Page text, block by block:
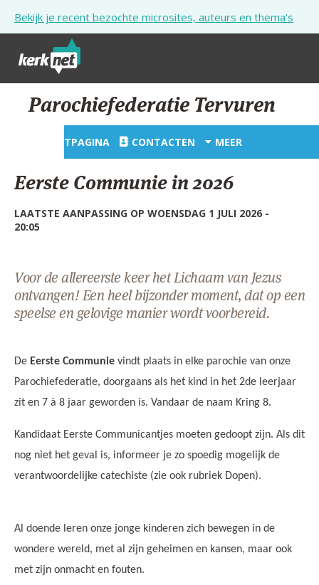
Bekijk je recent bezochte microsites, auteurs en thema's
STARTPAGINA
KERK
VIERINGEN
SHOP
ZOEKEN
STARTPAGINA PORTAAL
MIJN PAROCHIE
Parochiefederatie Tervuren
STARTPAGINA CONTACTEN MEER
Eerste Communie in 2026
LAATSTE AANPASSING OP WOENSDAG 1 JULI 2026 -
20:05
Voor de allereerste keer het Lichaam van Jezus
ontvangen! Een heel bijzonder moment, dat op een
speelse en gelovige manier wordt voorbereid.
De Eerste Communie vindt plaats in elke parochie van onze
Parochiefederatie, doorgaans als het kind in het 2de leerjaar
zit en 7 à 8 jaar geworden is. Vandaar de naam Kring 8.
Kandidaat Eerste Communicantjes moeten gedoopt zijn. Als dit
nog niet het geval is, informeer je zo spoedig mogelijk de
verantwoordelijke catechiste (zie ook rubriek Dopen).
Al doende leren onze jonge kinderen zich bewegen in de
wondere wereld, met al zijn geheimen en kansen, maar ook
met zijn onmacht en fouten.